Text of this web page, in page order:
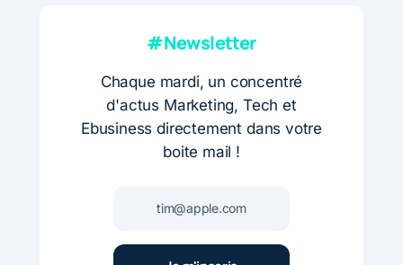
#Newsletter
Chaque mardi, un concentré
d'actus Marketing, Tech et
Ebusiness directement dans votre
boite mail !